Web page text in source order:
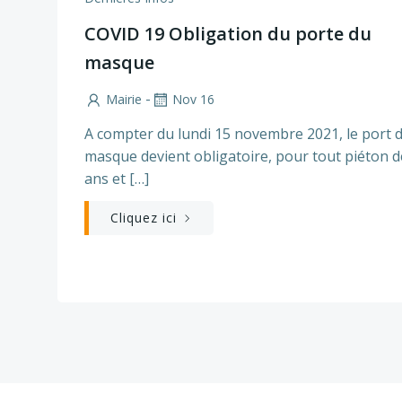
COVID 19 Obligation du porte du
masque
Mairie - Nov 16
A compter du lundi 15 novembre 2021, le port
masque devient obligatoire, pour tout piéton
ans et […]
Cliquez ici